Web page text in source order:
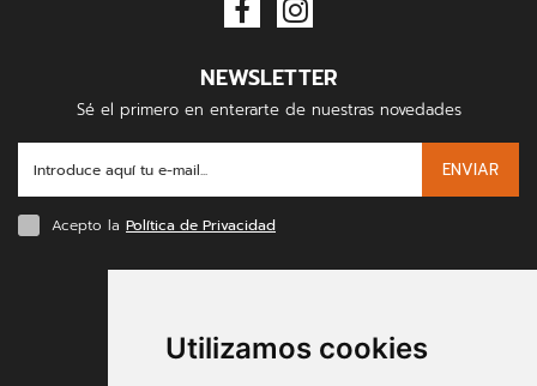
Utilizamos cookies
NEWSLETTER
Sé el primero en enterarte de nuestras novedades
ENVIAR
Acepto la Política de Privacidad